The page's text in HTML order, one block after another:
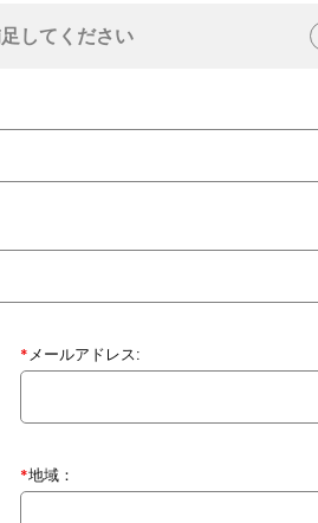
してください
*メールアドレス:
*地域：